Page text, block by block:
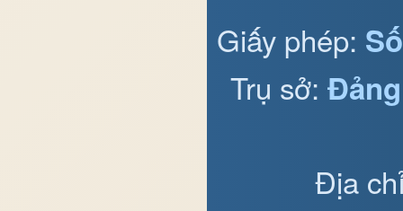
Giấy phép:
Trụ sở:
Địa